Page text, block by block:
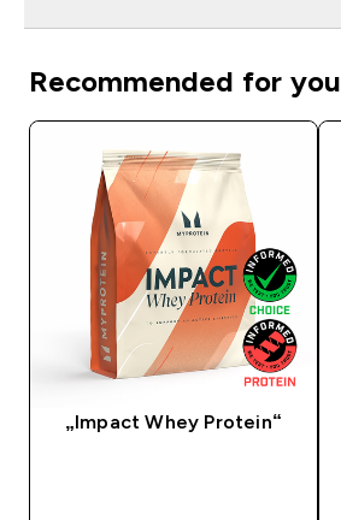
Recommended for you
„Impact Whey Protein“